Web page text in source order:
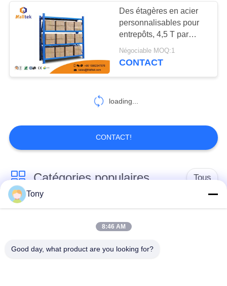
Des étagères en acier
personnalisables pour
entrepôts, 4,5 T par
couche
Négociable MOQ:1
CONTACT
loading...
CONTACT!
Catégories populaires Tous
chariot de achat à
panier d'achat du
supermarché
Cages de stockage
Tony
8:46 AM
Good day, what product are you looking for?